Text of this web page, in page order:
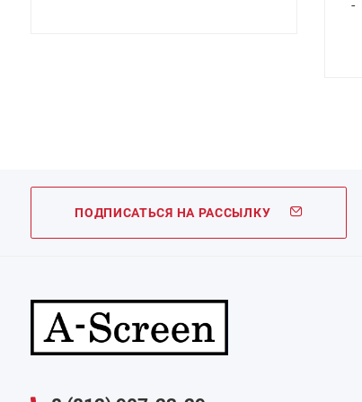
ПОДПИСАТЬСЯ НА РАССЫЛКУ